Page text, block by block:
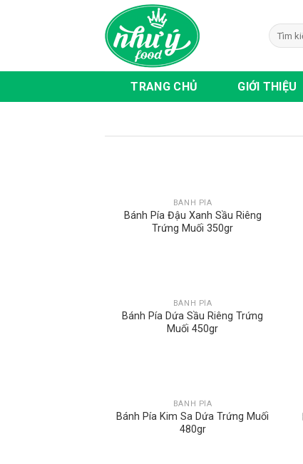
TRANG CHỦ GIỚI THIỆU
BÁNH PÍA
Bánh Pía Đậu Xanh Sầu Riêng
Trứng Muối 350gr
BÁNH PÍA
Bánh Pía Dứa Sầu Riêng Trứng
Muối 450gr
BÁNH PÍA
Bánh Pía Kim Sa Dứa Trứng Muối
480gr